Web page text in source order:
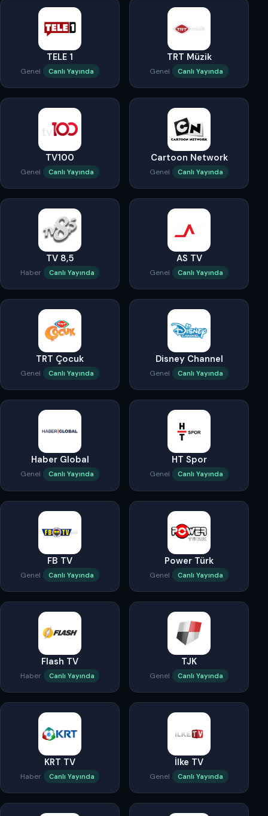
TELE 1
Genel Canlı Yayında
TRT Müzik
Genel Canlı Yayında
TV100
Genel Canlı Yayında
Cartoon Network
Genel Canlı Yayında
TV 8,5
Haber Canlı Yayında
AS TV
Genel Canlı Yayında
TRT Çocuk
Genel Canlı Yayında
Disney Channel
Genel Canlı Yayında
Haber Global
Genel Canlı Yayında
HT Spor
Genel Canlı Yayında
FB TV
Genel Canlı Yayında
Power Türk
Genel Canlı Yayında
Flash TV
Haber Canlı Yayında
TJK
Genel Canlı Yayında
KRT TV
Haber Canlı Yayında
İlke TV
Genel Canlı Yayında